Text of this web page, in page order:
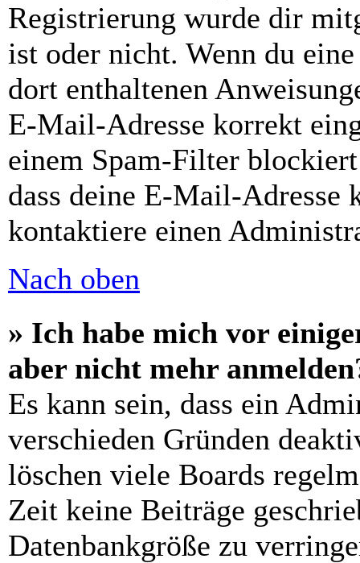
Registrierung wurde dir
ist oder nicht. Wenn du
dort enthaltenen
E-Mail-Adresse korrekt
einem Spam-Filter
dass deine E-Mail-Adresse
kontaktiere einen
Nach oben
» Ich habe mich vor
aber nicht mehr
Es kann sein, dass ein
verschieden Gründen
löschen viele Boards
Zeit keine Beiträge
Datenbankgröße zu